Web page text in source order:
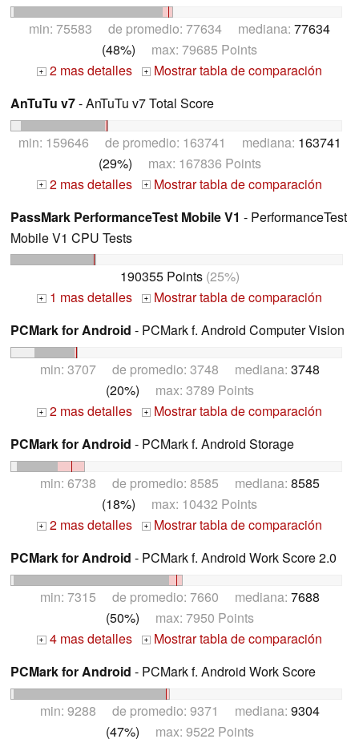
min: 75583 de promedio: 77634 mediana: 77634
(48%) max: 79685 Points
+ 2 mas detalles +
Mostrar tabla de comparación
AnTuTu v7- AnTuTu v7 Total Score
min: 159646 de promedio: 163741 mediana: 163741
(29%) max: 167836 Points
+ 2 mas detalles +
Mostrar tabla de comparación
PassMark PerformanceTest Mobile V1 - PerformanceTest
Mobile V1 CPU Tests
190355 Points(25%)
+ 1 mas detalles +
Mostrar tabla de comparación
PCMark for Android - PCMark f. Android Computer Vision
min: 3707 de promedio: 3748 mediana: 3748
(20%) max: 3789 Points
+ 2 mas detalles +
Mostrar tabla de comparación
PCMark for Android - PCMark f. Android Storage
min: 6738 de promedio: 8585 mediana: 8585
(18%) max: 10432 Points
+ 2 mas detalles +
Mostrar tabla de comparación
PCMark for Android - PCMark f. Android Work Score 2.0
min: 7315 de promedio: 7660 mediana: 7688
(50%) max: 7950 Points
+ 4 mas detalles +
Mostrar tabla de comparación
PCMark for Android - PCMark f. Android Work Score
min: 9288 de promedio: 9371 mediana: 9304
(47%) max: 9522 Points